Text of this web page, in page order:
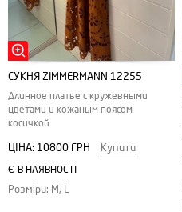
СУКНЯ ZIMMERMANN 12255
Длинное платье с кружевными
цветами и кожаным поясом
косичкой
ЦІНА: 10800 ГРН Купити
Є В НАЯВНОСТІ
Розміри: M, L